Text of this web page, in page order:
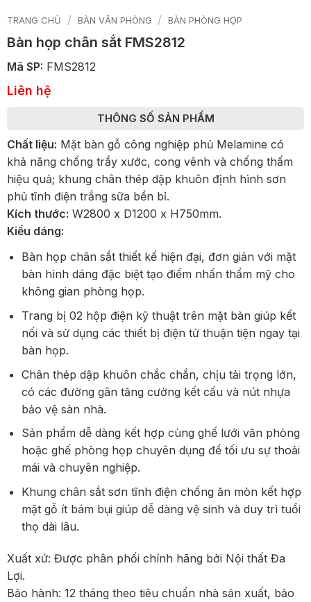
TRANG CHỦ / BÀN VĂN PHÒNG / BÀN PHÒNG HỌP
Bàn họp chân sắt FMS2812
Mã SP: FMS2812
Liên hệ
THÔNG SỐ SẢN PHẨM
Chất liệu: Mặt bàn gỗ công nghiệp phủ Melamine có
khả năng chống trầy xước, cong vênh và chống thấm
hiệu quả; khung chân thép dập khuôn định hình sơn
phủ tĩnh điện trắng sữa bền bỉ.
Kích thước: W2800 x D1200 x H750mm.
Kiểu dáng:
Bàn họp chân sắt thiết kế hiện đại, đơn giản với mặt
bàn hình dáng đặc biệt tạo điểm nhấn thẩm mỹ cho
không gian phòng họp.
Trang bị 02 hộp điện kỹ thuật trên mặt bàn giúp kết
nối và sử dụng các thiết bị điện tử thuận tiện ngay tại
bàn họp.
Chân thép dập khuôn chắc chắn, chịu tải trọng lớn,
có các đường gân tăng cường kết cấu và nút nhựa
bảo vệ sàn nhà.
Sản phẩm dễ dàng kết hợp cùng ghế lưới văn phòng
hoặc ghế phòng họp chuyên dụng để tối ưu sự thoải
mái và chuyên nghiệp.
Khung chân sắt sơn tĩnh điện chống ăn mòn kết hợp
mặt gỗ ít bám bụi giúp dễ dàng vệ sinh và duy trì tuổi
thọ dài lâu.
Xuất xứ: Được phân phối chính hãng bởi Nội thất Đa
Lợi.
Bảo hành: 12 tháng theo tiêu chuẩn nhà sản xuất, bảo